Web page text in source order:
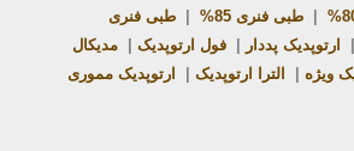
طبی فنری 85%
طبی فنری
ارتوپدیک پددار |فول ارتوپدیک |مدیکال
ویژه الترا ارتوپدیک ارتوپدیک مموری